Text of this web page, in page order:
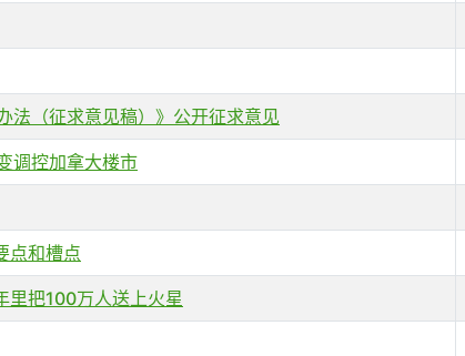
法（征求意见稿）》公开征求意见
调控加拿大楼市
点和槽点
把100万人送上火星